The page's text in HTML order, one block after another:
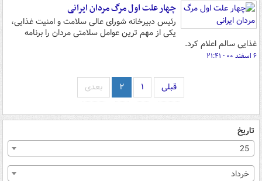
چهار علت اول مرگ مردان ایرانی
رئیس دبیرخانه شورای عالی سلامت و امنیت غذایی،
یکی از مهم ترین عوامل سلامتی مردان را برنامه
غذایی سالم اعلام کرد.
۶ اسفند ۰۰ - ۲۱:۴۱
قبلی ۱ ۲ بعدی
تاریخ
25
خرداد